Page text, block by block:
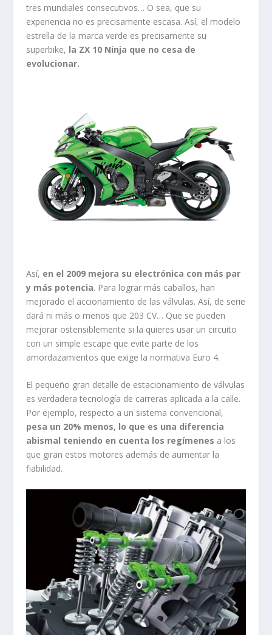
tres mundiales consecutivos… O sea, que su
experiencia no es precisamente escasa. Así, el modelo
estrella de la marca verde es precisamente su
superbike, la ZX 10 Ninja que no cesa de
evolucionar.
Así, en el 2009 mejora su electrónica con más par
y más potencia. Para lograr más caballos, han
mejorado el accionamiento de las válvulas. Así, de serie
dará ni más o menos que 203 CV… Que se pueden
mejorar ostensiblemente si la quieres usar un circuito
con un simple escape que evite parte de los
amordazamientos que exige la normativa Euro 4.
El pequeño gran detalle de estacionamiento de válvulas
es verdadera tecnología de carreras aplicada a la calle.
Por ejemplo, respecto a un sistema convencional,
pesa un 20% menos, lo que es una diferencia
abismal teniendo en cuenta los regímenes a los
que giran estos motores además de aumentar la
fiabilidad.